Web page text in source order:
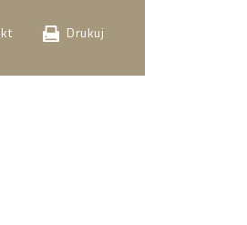
Drukuj